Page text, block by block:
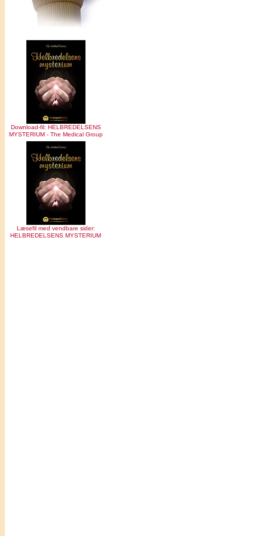
Download-fil: HELBREDELSENS
MYSTERIUM - The Medical Group
Læsefil med vendbare sider:
HELBREDELSENS MYSTERIUM